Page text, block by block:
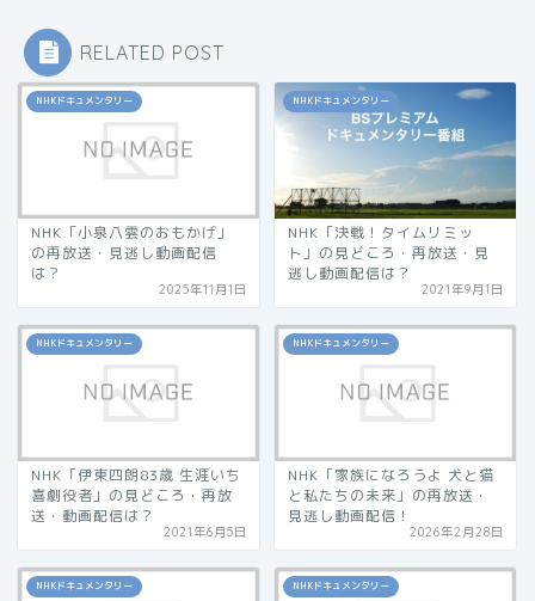
RELATED POST
NHKドキュメンタリー
NHK「小泉八雲のおもかげ」
の再放送・見逃し動画配信
は？
2025年11月1日
NHKドキュメンタリー
NHK「決戦！タイムリミッ
ト」の見どころ・再放送・見
逃し動画配信は？
2021年9月1日
NHKドキュメンタリー
NHK「伊東四朗83歳 生涯いち
喜劇役者」の見どころ・再放
送・動画配信は？
2021年6月5日
NHKドキュメンタリー
NHK「家族になろうよ 犬と猫
と私たちの未来」の再放送・
見逃し動画配信！
2026年2月28日
NHKドキュメンタリー NHKドキュメンタリー